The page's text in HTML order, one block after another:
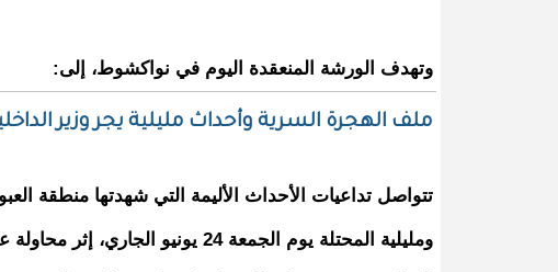
وتهدف الورشة المنعقدة اليوم في نواكشوط، إلى:
ملف الهجرة السرية وأحداث مليلية‬ يجر وزير
تتواصل تداعيات الأحداث الأليمة التي شهدتها منطقة
ومليلية المحتلة يوم الجمعة 24 يونيو